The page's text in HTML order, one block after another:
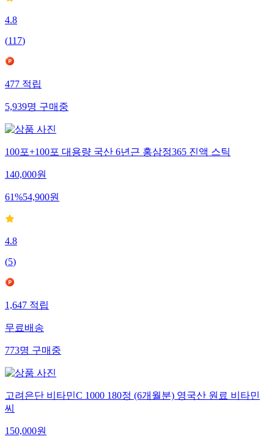
4.8
(117)
477적립
5,939명구매중
100포+100포 대용량 국산 6년근 홍삼정365 진액 스틱
140,000원
61%54,900원
4.8
(5)
1,647적립
무료배송
773명구매중
고려은단 비타민C 1000 180정 (6개월분) 영국산 원료 비타민
씨
150,000원